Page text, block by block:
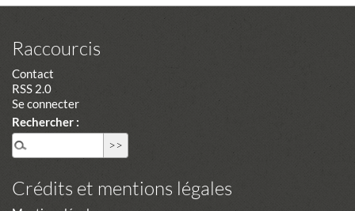
Raccourcis
Contact
RSS 2.0
Se connecter
Rechercher :
Crédits et mentions légales